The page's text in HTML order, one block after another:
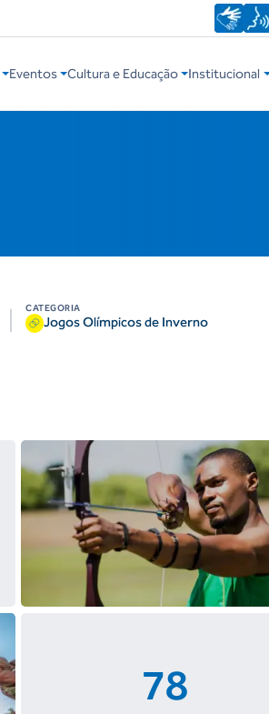
Eventos Cultura e Educação Institucional
CATEGORIA
Jogos Olímpicos de Inverno
78